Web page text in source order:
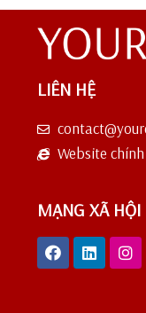
LIÊN HỆ
Website
MẠNG XÃ HỘI